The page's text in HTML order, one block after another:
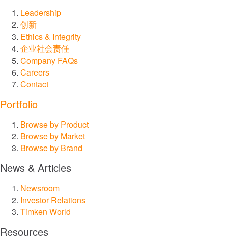
Leadership
创新
Ethics & Integrity
企业社会责任
Company FAQs
Careers
Contact
Portfolio
Browse by Product
Browse by Market
Browse by Brand
News & Articles
Newsroom
Investor Relations
Timken World
Resources